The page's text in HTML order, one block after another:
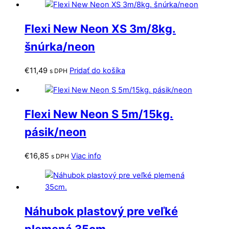
Flexi New Neon XS 3m/8kg.
šnúrka/neon
€11,49 s DPH Pridať do košíka
Flexi New Neon S 5m/15kg.
pásik/neon
€16,85 s DPH Viac info
Náhubok plastový pre veľké